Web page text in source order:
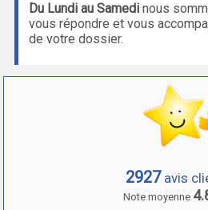
Du Lundi au Samedinous
vous répondre et vous
de votre dossier.
2927avis
Note moyenne